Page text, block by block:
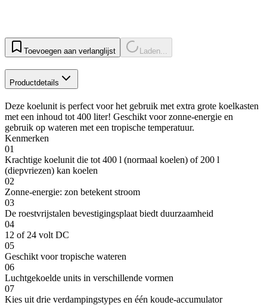
Toevoegen aan verlanglijst Laden...
Productdetails
Deze koelunit is perfect voor het gebruik met extra grote koelkasten
met een inhoud tot 400 liter! Geschikt voor zonne-energie en
gebruik op wateren met een tropische temperatuur.
Kenmerken
01
Krachtige koelunit die tot 400 l (normaal koelen) of 200 l
(diepvriezen) kan koelen
02
Zonne-energie: zon betekent stroom
03
De roestvrijstalen bevestigingsplaat biedt duurzaamheid
04
12 of 24 volt DC
05
Geschikt voor tropische wateren
06
Luchtgekoelde units in verschillende vormen
07
Kies uit drie verdampingstypes en één koude-accumulator